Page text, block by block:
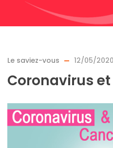
Le saviez-vous 12/05/2020
Coronavirus